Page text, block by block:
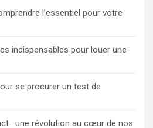
l’essentiel pour votre
indispensables pour louer une
se procurer un test de
: une révolution au cœur de nos